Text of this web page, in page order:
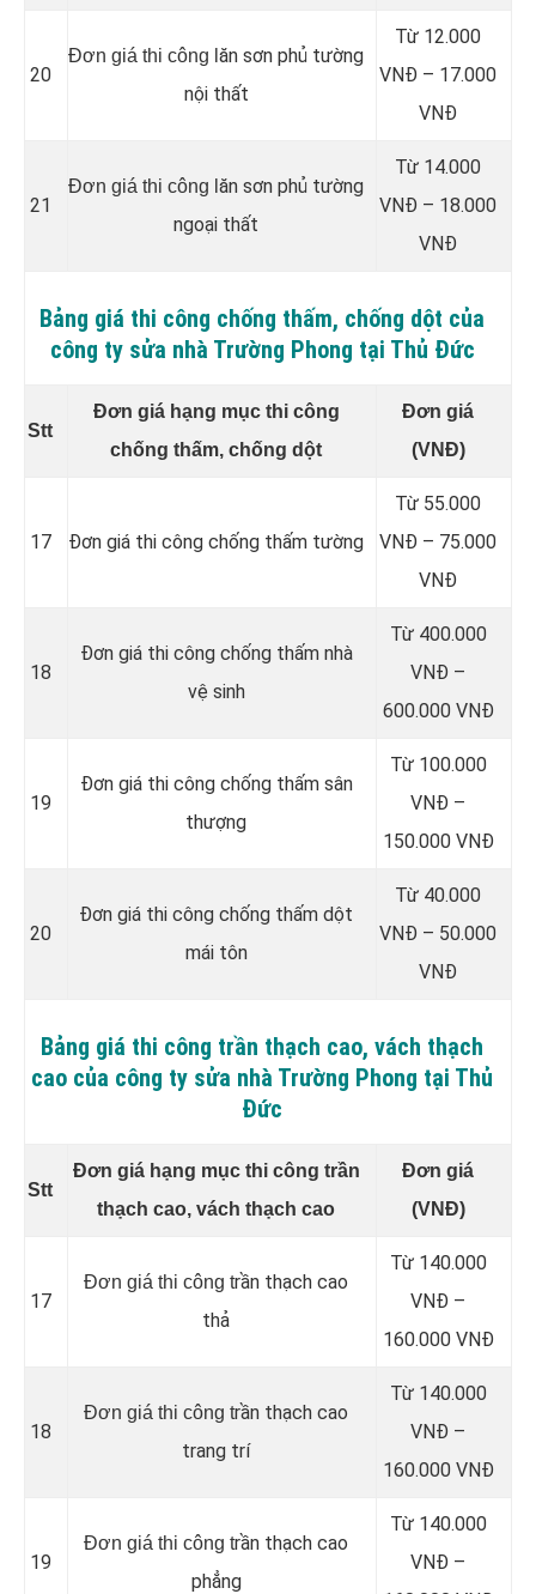
20
Đơn giá thi công l ăn sơn phủ tường
nội thất
Từ 12.000
VNĐ – 17.000
VNĐ
21
Đơn giá thi công l ăn sơn phủ tường
ngoại thất
Từ 14.000
VNĐ – 18.000
VNĐ
Bảng giá thi công chống thấm, chống dột của
công ty sửa nhà Trường Phong tại Thủ Đức
Stt
Đơn giá hạng mục thi công
chống thấm, chống dột
Đơn giá
(VNĐ)
17 Đơn giá thi công chống thấm tường
Từ 55.000
VNĐ – 75.000
VNĐ
18
Đơn giá thi công chống thấm nhà
vệ sinh
Từ 400.000
VNĐ –
600.000 VNĐ
19
Đơn giá thi công chống thấm sân
thượng
Từ 100.000
VNĐ –
150.000 VNĐ
20
Đơn giá thi công chống thấm dột
mái tôn
Từ 40.000
VNĐ – 50.000
VNĐ
Bảng giá thi công trần thạch cao, vách thạch
cao của công ty sửa nhà Trường Phong tại Thủ
Đức
Stt
Đơn giá hạng mục thi công trần
thạch cao, vách thạch cao
Đơn giá
(VNĐ)
17
Đơn giá thi công trần thạch cao
thả
Từ 140.000
VNĐ –
160.000 VNĐ
18
Đơn giá thi công trần thạch cao
trang trí
Từ 140.000
VNĐ –
160.000 VNĐ
19
Đơn giá thi công trần thạch cao
phẳng
Từ 140.000
VNĐ –